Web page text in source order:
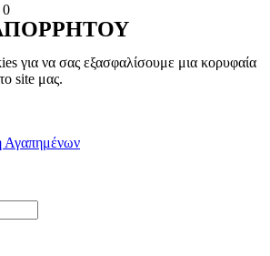
0
για να σας εξασφαλίσουμε μια κορυφαία
site μας.
Αγαπημένων